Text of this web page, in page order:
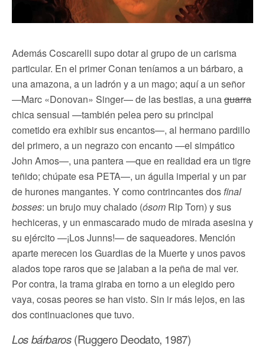
Además Coscarelli supo dotar al grupo de un carisma
particular. En el primer Conan teníamos a un bárbaro, a
una amazona, a un ladrón y a un mago; aquí a un señor
—Marc «Donovan» Singer— de las bestias, a unaguarra
chica sensual —también pelea pero su principal
cometido era exhibir sus encantos—, al hermano pardillo
del primero, a un negrazo con encanto —el simpático
John Amos—, una pantera —que en realidad era un tigre
teñido; chúpate esa PETA—, un águila imperial y un par
de hurones mangantes. Y como contrincantes dosfinal
bosses: un brujo muy chalado (ósom Rip Torn) y sus
hechiceras, y un enmascarado mudo de mirada asesina y
su ejército —¡Los Junns!— de saqueadores. Mención
aparte merecen los Guardias de la Muerte y unos pavos
alados tope raros que se jalaban a la peña de mal ver.
Por contra, la trama giraba en torno a un elegido pero
vaya, cosas peores se han visto. Sin ir más lejos, en las
dos continuaciones que tuvo.
Los bárbaros(Ruggero Deodato, 1987)